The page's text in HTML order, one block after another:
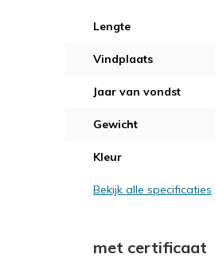
Lengte
Vindplaats
Jaar van vondst
Gewicht
Kleur
Bekijk alle specificaties
met certificaat